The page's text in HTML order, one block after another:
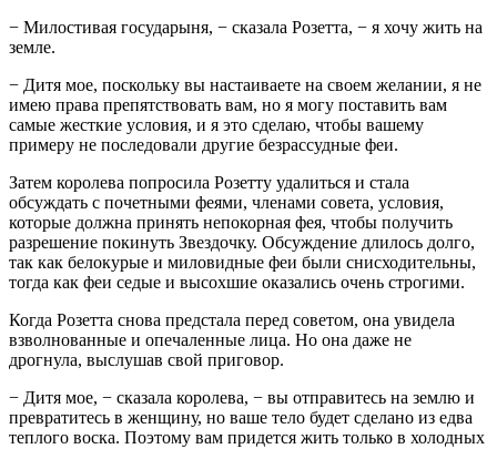
− Милостивая государыня, − сказала Розетта, − я хочу жить на
земле.
− Дитя мое, поскольку вы настаиваете на своем желании, я не
имею права препятствовать вам, но я могу поставить вам
самые жесткие условия, и я это сделаю, чтобы вашему
примеру не последовали другие безрассудные феи.
Затем королева попросила Розетту удалиться и стала
обсуждать с почетными феями, членами совета, условия,
которые должна принять непокорная фея, чтобы получить
разрешение покинуть Звездочку. Обсуждение длилось долго,
так как белокурые и миловидные феи были снисходительны,
тогда как феи седые и высохшие оказались очень строгими.
Когда Розетта снова предстала перед советом, она увидела
взволнованные и опечаленные лица. Но она даже не
дрогнула, выслушав свой приговор.
− Дитя мое, − сказала королева, − вы отправитесь на землю и
превратитесь в женщину, но ваше тело будет сделано из едва
теплого воска. Поэтому вам придется жить только в холодных